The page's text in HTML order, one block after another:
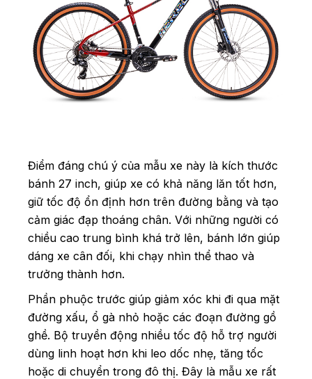
Điểm đáng chú ý của mẫu xe này là kích thước
bánh 27 inch, giúp xe có khả năng lăn tốt hơn,
giữ tốc độ ổn định hơn trên đường bằng và tạo
cảm giác đạp thoáng chân. Với những người có
chiều cao trung bình khá trở lên, bánh lớn giúp
dáng xe cân đối, khi chạy nhìn thể thao và
trưởng thành hơn.
Phần phuộc trước giúp giảm xóc khi đi qua mặt
đường xấu, ổ gà nhỏ hoặc các đoạn đường gồ
ghề. Bộ truyền động nhiều tốc độ hỗ trợ người
dùng linh hoạt hơn khi leo dốc nhẹ, tăng tốc
hoặc di chuyển trong đô thị. Đây là mẫu xe rất